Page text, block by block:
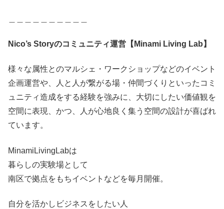
Nico’s Storyのコミュニティ運営【Minami Living Lab】
様々な属性とのマルシェ・ワークショップなどのイベント
企画運営や、人と人が繋がる場・仲間づくりといったコミ
ュニティ造成をする経験を強みに、大切にしたい価値観を
空間に表現、かつ、人が心地良く集う空間の設計が喜ばれ
ています。
MinamiLivingLabは
暮らしの実験場として
南区で拠点をもちイベントなどを毎月開催。
自分を活かしビジネスをしたい人